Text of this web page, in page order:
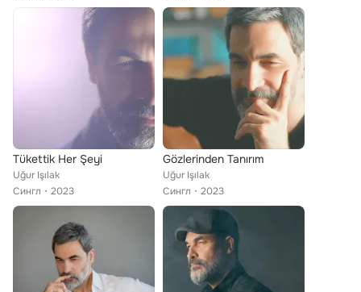
Tükettik Her Şeyi
Uğur Işılak
Сингл
2023
Gözlerinden Tanırım
Uğur Işılak
Сингл
2023